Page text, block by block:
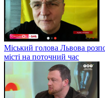
Міський голова Львова
місті на поточний час